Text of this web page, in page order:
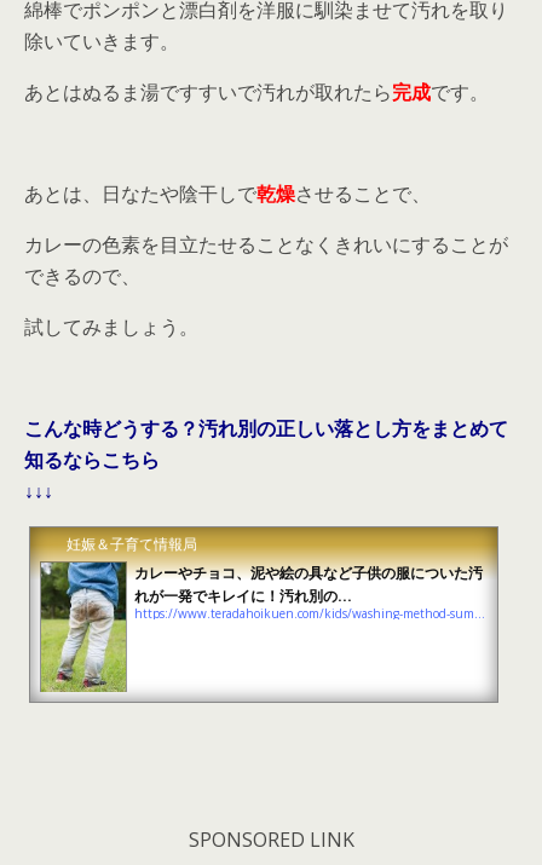
綿棒でポンポンと漂白剤を洋服に馴染ませて汚れを取り
除いていきます。
あとはぬるま湯ですすいで汚れが取れたら完成です。
あとは、日なたや陰干しで乾燥させることで、
カレーの色素を目立たせることなくきれいにすることが
できるので、
試してみましょう。
こんな時どうする？汚れ別の正しい落とし方をまとめて
知るならこちら
↓↓↓
妊娠＆子育て情報局
カレーやチョコ、泥や絵の具など子供の服についた汚
れが一発でキレイに！汚れ別の...
https://www.teradahoikuen.com/kids/washing-method-summary
SPONSORED LINK